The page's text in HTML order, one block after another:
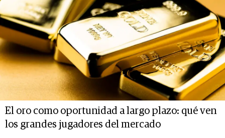
El oro como oportunidad a largo plazo: qué ven
los grandes jugadores del mercado